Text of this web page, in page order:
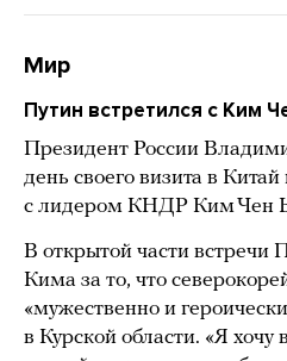
Мир
Путин встретился с Ким
Президент России
день своего визита в
с лидером КНДР Ким Чен
В открытой части встречи
Кима за то, что
«мужественно и
в Курской области. «Я хочу